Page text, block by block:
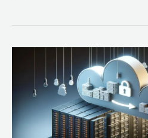
Soluções
AWS